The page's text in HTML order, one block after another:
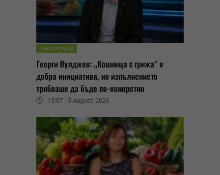
ИНСТИТУЦИИ
Георги Вулджев: „Кошница с грижа“ е
добра инициатива, но изпълнението
трябваше да бъде по-конкретно
15:07 - 5 August, 2026